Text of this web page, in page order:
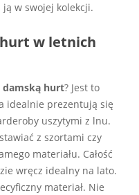
w swojej kolekcji.
w letnich
damską hurt? Jest to
idealnie prezentują się
uszytymi z lnu.
z szortami czy
materiału. Całość
wręcz idealny na lato.
materiał. Nie